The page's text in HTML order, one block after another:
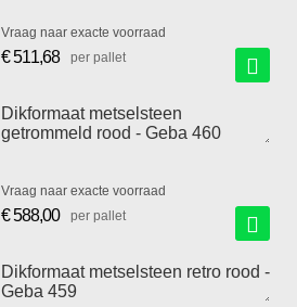
Vraag naar exacte voorraad
€ 511,68 per pallet
Dikformaat metselsteen
getrommeld rood - Geba 460
Vraag naar exacte voorraad
€ 588,00 per pallet
Dikformaat metselsteen retro rood -
Geba 459